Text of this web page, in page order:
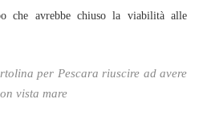
che avrebbe chiuso la viabilità alle
per Pescara riuscire ad avere
vista mare